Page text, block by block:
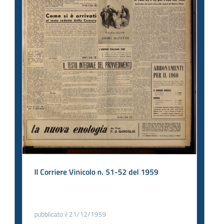
Il Corriere Vinicolo n. 51-52 del 1959
pubblicato il 21/12/1959